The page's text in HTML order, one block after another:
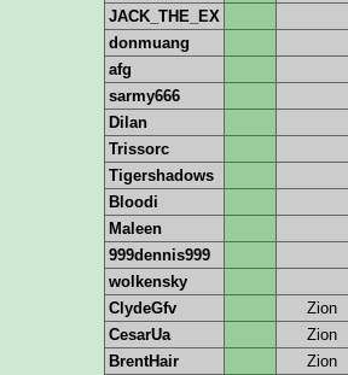
JACK_THE_EX
donmuang
afg
sarmy666
Dilan
Trissorc
Tigershadows
Bloodi
Maleen
999dennis999
wolkensky
ClydeGfv
Zion
CesarUa
Zion
BrentHair
Zion